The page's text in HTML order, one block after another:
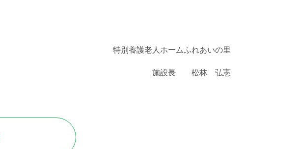
特別養護老人ホームふれあいの里
施設長 松林 弘憲